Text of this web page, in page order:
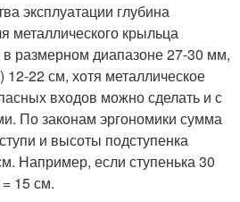
эксплуатации глубина
металлического крыльца
в размерном диапазоне 27-30 мм,
12-22 см, хотя металлическое
входов можно сделать и с
По законам эргономики сумма
и высоты подступенка
Например, если ступенька 30
15 см.